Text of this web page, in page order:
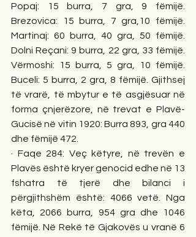
Popaj: 15 burra, 7 gra, 9 fëmijë.
Brezovica: 15 burra, 7 gra,10 fëmijë.
Martinaj: 60 burra, 40 gra, 50 fëmijë.
Dolni Reçani: 9 burra, 22 gra, 33 fëmijë.
Vërmoshi: 15 burra, 5 gra, 10 fëmijë.
Buceli: 5 burra, 2 gra, 8 fëmijë. Gjithsej
të vrarë, të mbytur e të asgjësuar në
forma çnjerëzore, në trevat e Plavë-
Gucisë në vitin 1920: Burra 893, gra 440
dhe fëmijë 472.
· Faqe 284: Veç këtyre, në trevën e
Plavës është kryer genocid edhe në 13
fshatra të tjerë dhe bilanci i
përgjithshëm është: 4066 vetë. Nga
këta, 2066 burra, 954 gra dhe 1046
fëmijë. Në Rekë të Gjakovës u vranë 6